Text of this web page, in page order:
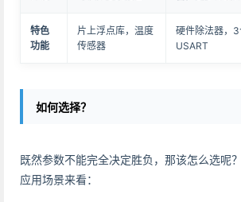
特色
功能
片上浮点库，温度
传感器
硬件除法器，
USART
如何选择？
既然参数不能完全决定胜负，那该怎么选呢
应用场景来看：